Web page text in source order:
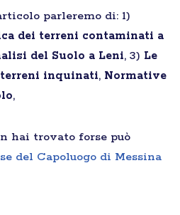
parleremo di: 1)
dei terreni contaminati a
del Suolo a Leni, 3) Le
inquinati, Normative
,
hai trovato forse può
del Capoluogo di Messina